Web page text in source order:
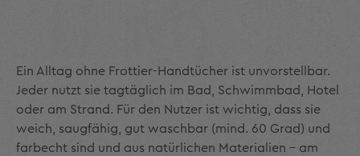
Ein Alltag ohne Frottier-Handtücher ist unvorstellbar.
Jeder nutzt sie tagtäglich im Bad, Schwimmbad, Hotel
oder am Strand. Für den Nutzer ist wichtig, dass sie
weich, saugfähig, gut waschbar (mind. 60 Grad) und
farbecht sind und aus natürlichen Materialien – am